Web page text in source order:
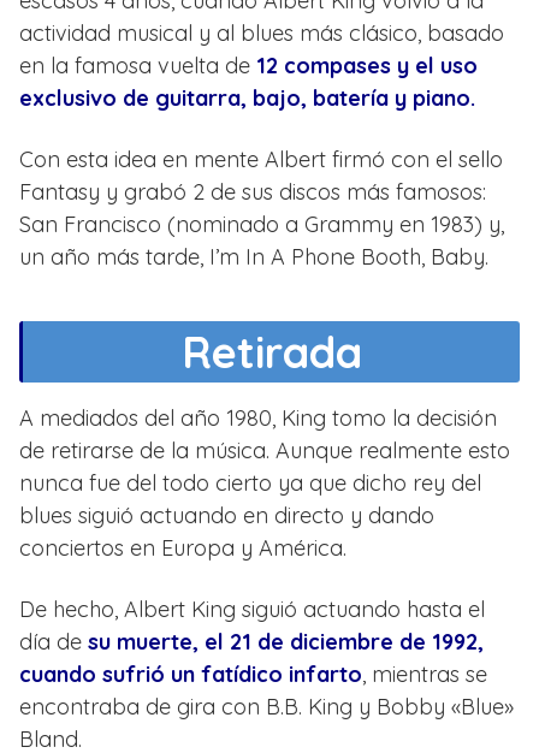
actividad musical y al blues más clásico, basado
en la famosa vuelta de 12 compases y el uso
exclusivo de guitarra, bajo, batería y piano.
Con esta idea en mente Albert firmó con el sello
Fantasy y grabó 2 de sus discos más famosos:
San Francisco (nominado a Grammy en 1983) y,
un año más tarde, I’m In A Phone Booth, Baby.
Retirada
A mediados del año 1980, King tomo la decisión
de retirarse de la música. Aunque realmente esto
nunca fue del todo cierto ya que dicho rey del
blues siguió actuando en directo y dando
conciertos en Europa y América.
De hecho, Albert King siguió actuando hasta el
día de su muerte, el 21 de diciembre de 1992,
cuando sufrió un fatídico infarto, mientras se
encontraba de gira con B.B. King y Bobby «Blue»
Bland.